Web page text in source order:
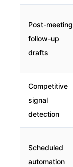
Post-meeting
follow-up
drafts
Competitive
signal
detection
Scheduled
automation